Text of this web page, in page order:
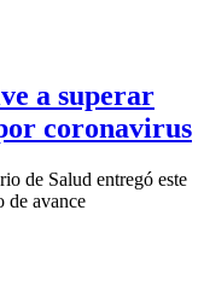
a superar
coronavirus
de Salud entregó este
de avance